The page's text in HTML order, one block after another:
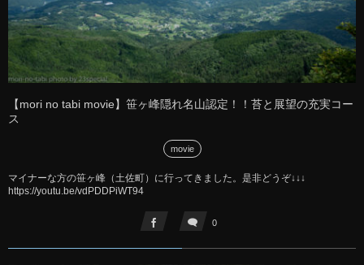
【mori no tabi movie】笹ヶ峰隠れ名山認定！！苔と展望の充実コー
ス
movie
マイナーな方の笹ヶ峰（土佐町）に行ってきました。是非どうぞ↓↓↓
https://youtu.be/vdPDDPiWT94
0